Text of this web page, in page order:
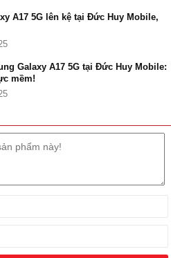
A17 4G mới nhất
| 128GB
4.599.000 ₫
| 128GB
A17 5G lên kệ tại Đức Huy Mobile,
Galaxy A17 5G tại Đức Huy Mobile:
mềm!